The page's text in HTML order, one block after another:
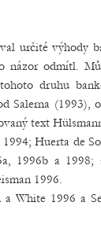
určité výhody
názor odmítl.
tohoto druhu
Salerna (1993),
text
Huerta de
1996b a
1996.
a White 1996 a